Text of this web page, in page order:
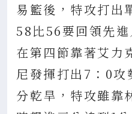
易籃後，特攻打出
58比56要回領先
在第四節靠著艾力
尼發揮打出7：0攻
分乾旱，特攻雖靠